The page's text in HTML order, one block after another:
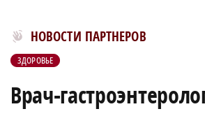
НОВОСТИ ПАРТНЕРОВ
Новости МирТесен
ЗДОРОВЬЕ
Врач-